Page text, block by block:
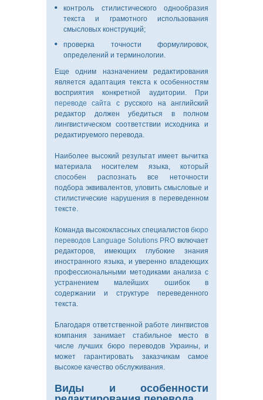
контроль стилистического однообразия
текста и грамотного использования
смысловых конструкций;
проверка точности формулировок,
определений и терминологии.
Еще одним назначением редактирования
является адаптация текста к особенностям
восприятия конкретной аудитории. При
переводе сайта с русского на английский
редактор должен убедиться в полном
лингвистическом соответствии исходника и
редактируемого перевода.
Наиболее высокий результат имеет вычитка
материала носителем языка, который
способен распознать все неточности
подбора эквивалентов, уловить смысловые и
стилистические нарушения в переведенном
тексте.
Команда высококлассных специалистов бюро
переводов Language Solutions PRO включает
редакторов, имеющих глубокие знания
иностранного языка, и уверенно владеющих
профессиональными методиками анализа с
устранением малейших ошибок в
содержании и структуре переведенного
текста.
Благодаря ответственной работе лингвистов
компания занимает стабильное место в
числе лучших бюро переводов Украины, и
может гарантировать заказчикам самое
высокое качество обслуживания.
Виды и особенности